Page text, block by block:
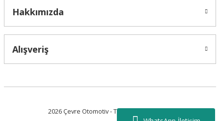
Hakkımızda
Alışveriş
2026 Çevre Otomotiv - Tüm Hakları Saklıdır.